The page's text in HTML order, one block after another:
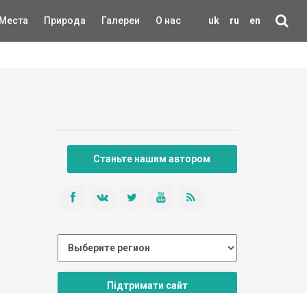
uk ru en
Природа Галереи О нас
Станьте нашим автором
Підтримати сайт